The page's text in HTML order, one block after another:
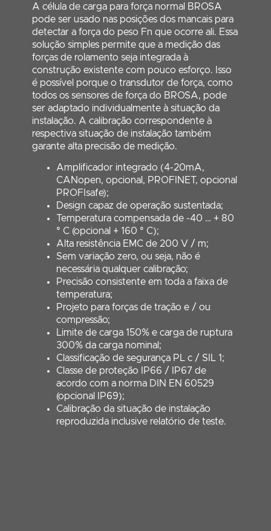
A célula de carga para força normal BROSA
pode ser usado nas posições dos mancais para
detectar a força do peso Fn que ocorre ali. Essa
solução simples permite que a medição das
forças de rolamento seja integrada à
construção existente com pouco esforço. Isso
é possível porque o transdutor de força, como
todos os sensores de força do BROSA, pode
ser adaptado individualmente à situação da
instalação. A calibração correspondente à
respectiva situação de instalação também
garante alta precisão de medição.
Amplificador integrado (4-20mA,
CANopen, opcional, PROFINET, opcional
PROFIsafe);
Design capaz de operação sustentada;
Temperatura compensada de -40 … + 80
° C (opcional + 160 ° C);
Alta resistência EMC de 200 V / m;
Sem variação zero, ou seja, não é
necessária qualquer calibração;
Precisão consistente em toda a faixa de
temperatura;
Projeto para forças de tração e / ou
compressão;
Limite de carga 150% e carga de ruptura
300% da carga nominal;
Classificação de segurança PL c / SIL 1;
Classe de proteção IP66 / IP67 de
acordo com a norma DIN EN 60529
(opcional IP69);
Calibração da situação de instalação
reproduzida inclusive relatório de teste.